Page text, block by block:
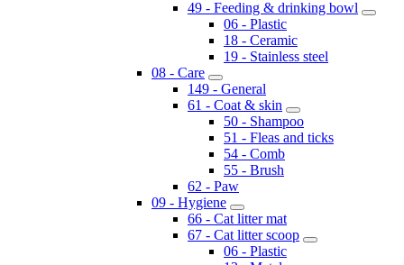
49 - Feeding & drinking bowl
06 - Plastic
18 - Ceramic
19 - Stainless steel
08 - Care
149 - General
61 - Coat & skin
50 - Shampoo
51 - Fleas and ticks
54 - Comb
55 - Brush
62 - Paw
09 - Hygiene
66 - Cat litter mat
67 - Cat litter scoop
06 - Plastic